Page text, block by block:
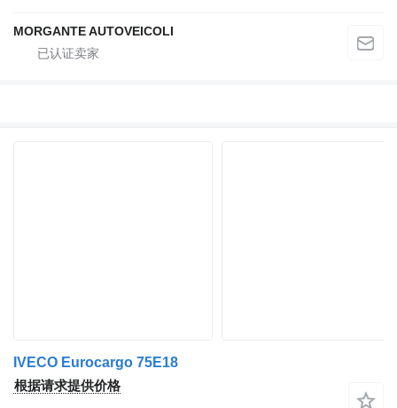
MORGANTE AUTOVEICOLI
IVECO Eurocargo 75E18
根据请求提供价格